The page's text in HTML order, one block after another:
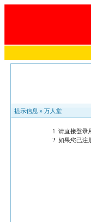
提示信息 » 万人堂
请直接登录
如果您已注